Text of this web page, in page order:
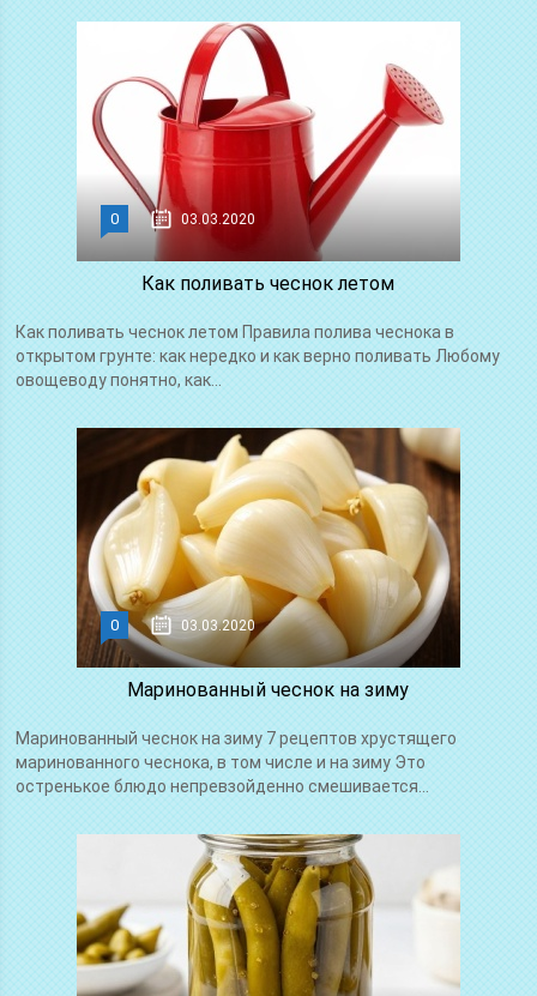
0 03.03.2020
Как поливать чеснок летом
Как поливать чеснок летом Правила полива чеснока в
открытом грунте: как нередко и как верно поливать Любому
овощеводу понятно, как...
0 03.03.2020
Маринованный чеснок на зиму
Маринованный чеснок на зиму 7 рецептов хрустящего
маринованного чеснока, в том числе и на зиму Это
остренькое блюдо непревзойденно смешивается...